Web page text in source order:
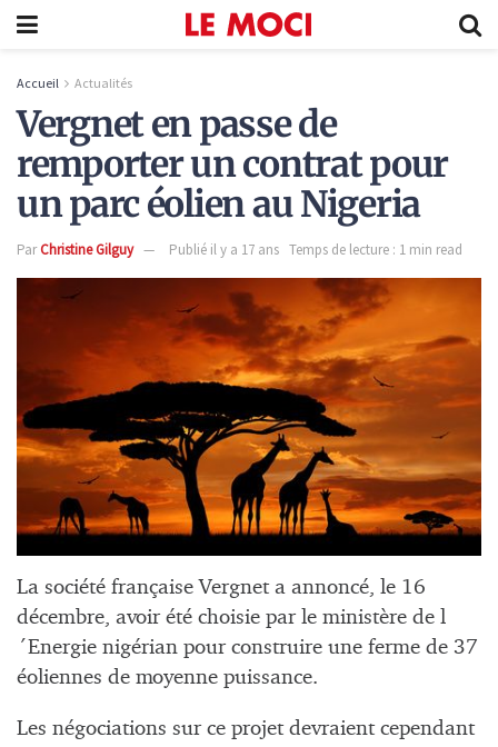
Accueil Actualités
Vergnet en passe de
remporter un contrat pour
un parc éolien au Nigeria
ParChristine Gilguy Publié il y a 17 ans Temps de lecture : 1 min read
La société française Vergnet a annoncé, le 16
décembre, avoir été choisie par le ministère de l
´Energie nigérian pour construire une ferme de 37
éoliennes de moyenne puissance.
Les négociations sur ce projet devraient cependant